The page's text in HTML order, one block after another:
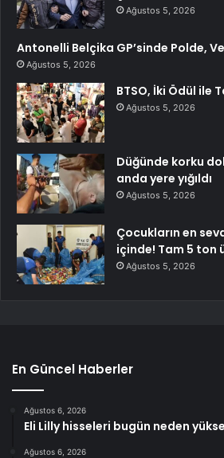
Ağustos 5, 2026
Antonelli Belçika GP’sinde Polde,
Ağustos 5, 2026
BTSO, İki Ödül ile
Ağustos 5, 2026
Düğünde korku
anda yere yığıldı
Ağustos 5, 2026
Çocukların en
içinde! Tam 5 ton
Ağustos 5, 2026
En Güncel Haberler
Ağustos 6, 2026
Eli Lilly hisseleri bugün neden
Ağustos 6, 2026